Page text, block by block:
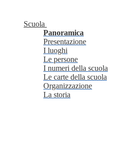
Scuola
Panoramica
Presentazione
I luoghi
Le persone
I numeri della scuola
Le carte della scuola
Organizzazione
La storia